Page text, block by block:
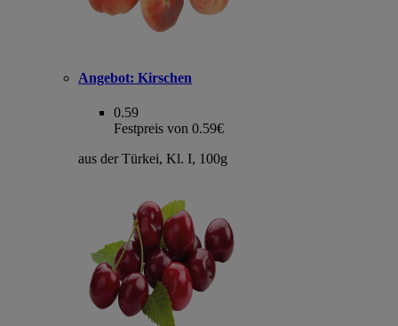
Angebot: Kirschen
0.59
Festpreis von 0.59€
aus der Türkei, Kl. I, 100g